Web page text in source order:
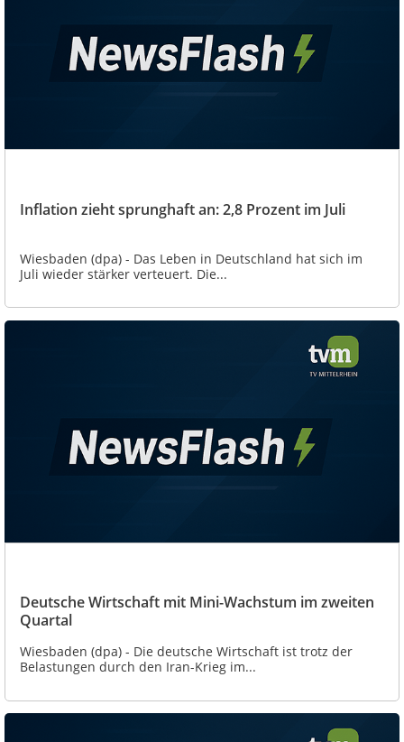
Inflation zieht sprunghaft an: 2,8 Prozent im Juli
Wiesbaden (dpa) - Das Leben in Deutschland hat sich im
Juli wieder stärker verteuert. Die...
Deutsche Wirtschaft mit Mini-Wachstum im zweiten
Quartal
Wiesbaden (dpa) - Die deutsche Wirtschaft ist trotz der
Belastungen durch den Iran-Krieg im...